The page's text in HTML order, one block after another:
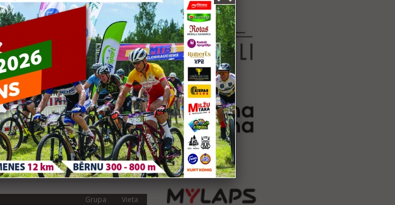
V
69.
V4
Grupa
Vieta
114-M-III
10.
V
76.
V4
2.
1)
Vīrieši,
107km
DNF
Grupa
Vieta
V 91.
Grupa
Vieta